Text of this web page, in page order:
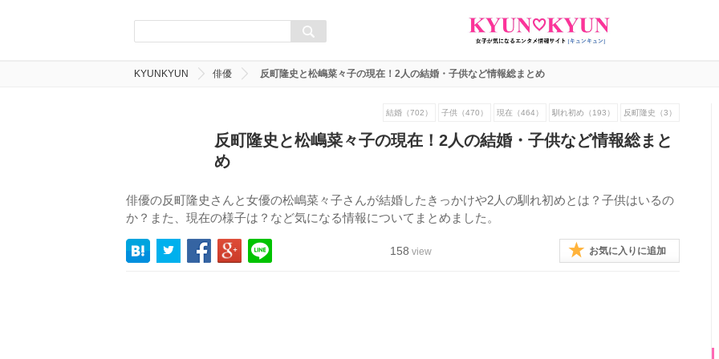
KYUNKYUN 俳優 反町隆史と松嶋菜々子の現在！2人の結婚・子供など情報総まとめ
結婚（702） 子供（470） 現在（464） 馴れ初め（193） 反町隆史（3）
反町隆史と松嶋菜々子の現在！2人の結婚・子供など情報総まと
め
俳優の反町隆史さんと女優の松嶋菜々子さんが結婚したきっかけや2人の馴れ初めとは？子供はいるの
か？また、現在の様子は？など気になる情報についてまとめました。
158 view お気に入りに追加